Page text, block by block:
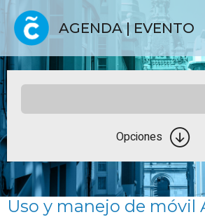
AGENDA | EVENTO
Opciones
Uso y manejo de móvil